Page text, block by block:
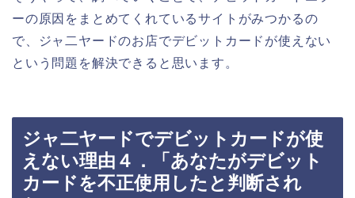
ーの原因をまとめてくれているサイトがみつかるの
で、ジャ二ヤードのお店でデビットカードが使えない
という問題を解決できると思います。
ジャ二ヤードでデビットカードが使
えない理由４．「あなたがデビット
カードを不正使用したと判断され